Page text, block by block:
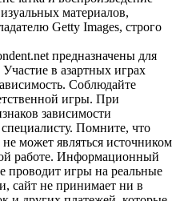
материалов,
Getty Images, строго
предназначены для
в азартных играх
Соблюдайте
игры. При
зависимости
Помните, что
может являться источником
работе. Информационный
проводит игры на реальные
сайт не принимает ни в